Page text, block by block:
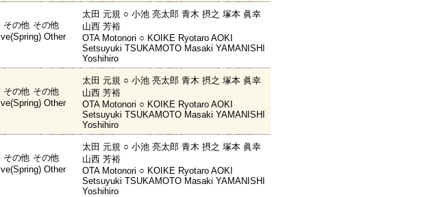
その他 その他
Other
太田 元規 ○ 小池 亮太郎 青木 摂之 塚本 眞幸
山西 芳裕
OTA Motonori ○ KOIKE Ryotaro AOKI
Setsuyuki TSUKAMOTO Masaki YAMANISHI
Yoshihiro
その他 その他
Other
太田 元規 ○ 小池 亮太郎 青木 摂之 塚本 眞幸
山西 芳裕
OTA Motonori ○ KOIKE Ryotaro AOKI
Setsuyuki TSUKAMOTO Masaki YAMANISHI
Yoshihiro
その他 その他
Other
太田 元規 ○ 小池 亮太郎 青木 摂之 塚本 眞幸
山西 芳裕
OTA Motonori ○ KOIKE Ryotaro AOKI
Setsuyuki TSUKAMOTO Masaki YAMANISHI
Yoshihiro